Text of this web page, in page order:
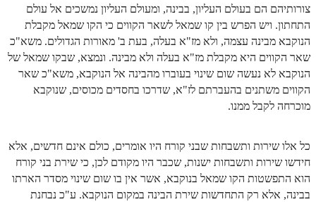
הזוהר הקדוש בשלח מתחילים
הזוהר הקדוש בשלח מתקדמים
הזוהר הקדוש יתרו מתחילים
הזוהר הקדוש יתרו מתקדמים
הזוהר הקדוש משפטים מתקדמים
הזוהר הקדוש תרומה מתקדמים
צורותיהם הם בעולם העליון, בבינה, ומעולם העליון נמשכים אל עולם
התחתון. ויש הפרש בין קו שמאל לשאר הקווים כי הקו שמאל מקבלת
הנוקבא מבינה עצמה, ולא מז"א בעלה, בעת ב' מאורות הגדולים. משא"כ
שאר הקווים היא מקבלת מז"א בעלה ולא מבינה. ונמצא, שבקו שמאל של
הנוקבא לא נעשה שום שינוי בעוברו מהבינה אל הנוקבא, משא"כ שאר
הקווים משתנים בהעברתם לז"א, שדרכו בחסדים מכוסים, שנוקבא
מוכרחה לקבל ממנו.
כל אלו שירות ותשבחות שבני קורח היו אומרים, כולם אינם חדשים, אלא
חידשו שירות ותשבחות ישנות, שכבר היו מקודם לכן, כי שירת בני קורח
הוא התפשטות הקו שמאל בנוקבא, אשר אין בו שום שינוי מסדר הארתו
בבינה, אלא רק התחדשות שירת הבינה במקום הנוקבא. ע"כ נבחנת